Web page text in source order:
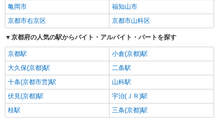
亀岡市
福知山市
京都市右京区
京都市山科区
京都府の人気の駅からバイト・アルバイト・パートを探す
京都駅
小倉(京都)駅
大久保(京都)駅
二条駅
十条(京都市営)駅
山科駅
伏見(京都)駅
宇治(ＪＲ)駅
桂駅
三条(京都)駅